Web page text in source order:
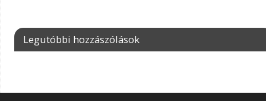
Legutóbbi hozzászólások